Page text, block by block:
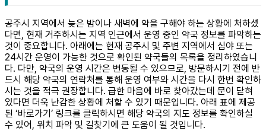
공주시 지역에서 늦은 밤이나 새벽에 약을 구해야 하는 상황에 처하셨
다면, 현재 거주하시는 지역 인근에서 운영 중인 약국 정보를 파악하는
것이 중요합니다. 아래에는 현재 공주시 및 주변 지역에서 심야 또는
24시간 운영이 가능한 것으로 확인된 약국들의 목록을 정리하였습니
다. 다만, 약국의 운영 시간은 변동될 수 있으므로, 방문하시기 전에 반
드시 해당 약국의 연락처를 통해 운영 여부와 시간을 다시 한번 확인하
시는 것을 적극 권장합니다. 급한 마음에 바로 찾아갔는데 문이 닫혀
있다면 더욱 난감한 상황에 처할 수 있기 때문입니다. 아래 표에 제공
된 ‘바로가기’ 링크를 클릭하시면 해당 약국의 지도 정보를 확인하실
수 있어, 위치 파악 및 길찾기에 큰 도움이 될 것입니다.